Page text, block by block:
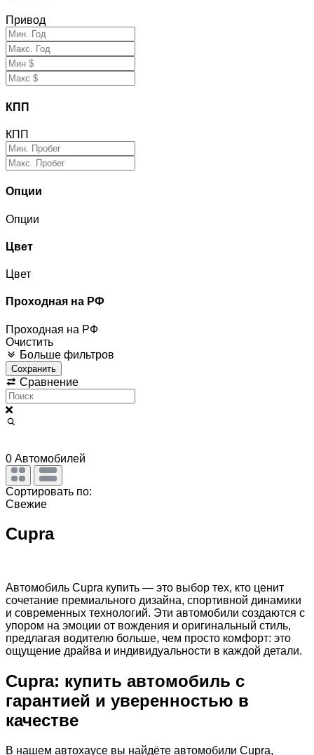
Привод
КПП
КПП
Опции
Опции
Цвет
Цвет
Проходная на РФ
Проходная на РФ
Очистить
Больше фильтров
Сохранить
Сравнение
0 Автомобилей
Сортировать по:
Свежие
Cupra
Автомобиль Cupra купить — это выбор тех, кто ценит
сочетание премиального дизайна, спортивной динамики
и современных технологий. Эти автомобили создаются с
упором на эмоции от вождения и оригинальный стиль,
предлагая водителю больше, чем просто комфорт: это
ощущение драйва и индивидуальности в каждой детали.
Cupra: купить автомобиль с
гарантией и уверенностью в
качестве
В нашем автохаусе вы найдёте автомобили Cupra,